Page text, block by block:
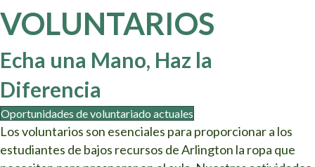
VOLUNTARIOS
Echa una Mano, Haz la
Diferencia
Oportunidades de voluntariado actuales
Los voluntarios son esenciales para proporcionar a los
estudiantes de bajos recursos de Arlington la ropa que